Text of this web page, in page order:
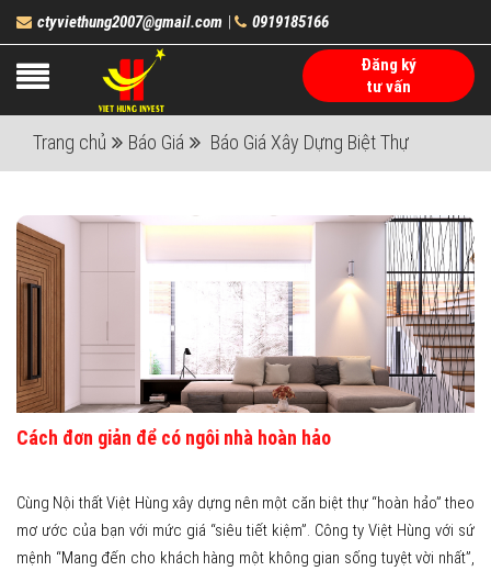
ctyviethung2007@gmail.com 0919185166
Đăng ký
tư vấn
Trang chủ Báo Giá Báo Giá Xây Dựng Biệt Thự
Cách đơn giản để có ngôi nhà hoàn hảo
Cùng Nội thất Việt Hùng xây dựng nên một căn biệt thự “hoàn hảo” theo
mơ ước của bạn với mức giá “siêu tiết kiệm”. Công ty Việt Hùng với sứ
mệnh “Mang đến cho khách hàng một không gian sống tuyệt vời nhất”,